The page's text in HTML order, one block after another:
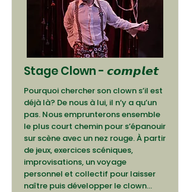
Stage Clown - 𝙘𝙤𝙢𝙥𝙡𝙚𝙩
Pourquoi chercher son clown s’il est
déjà là? De nous à lui, il n’y a qu’un
pas. Nous emprunterons ensemble
le plus court chemin pour s’épanouir
sur scène avec un nez rouge. À partir
de jeux, exercices scéniques,
improvisations, un voyage
personnel et collectif pour laisser
naître puis développer le clown...